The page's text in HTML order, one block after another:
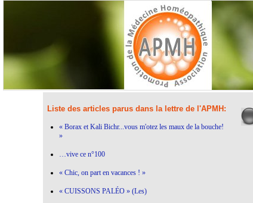
Liste des articles parus dans la lettre de l'APMH:
« Borax et Kali Bichr...vous m'otez les maux de la bouche!
»
…vive ce n°100
« Chic, on part en vacances ! »
« CUISSONS PALÉO » (Les)